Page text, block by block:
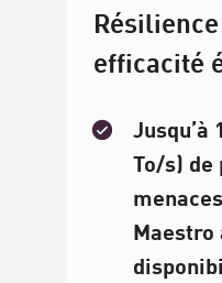
efficacité
Jusqu’à
To/s) de
Maestro